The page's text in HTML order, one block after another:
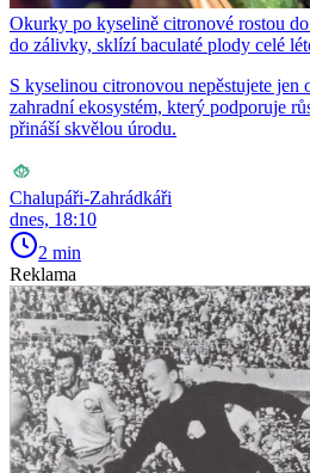
Okurky po kyselině citronové rostou
do zálivky, sklízí baculaté plody celé
S kyselinou citronovou nepěstujete jen
zahradní ekosystém, který podporuje
přináší skvělou úrodu.
Chalupáři-Zahrádkáři
dnes, 18:10
2 min
Reklama